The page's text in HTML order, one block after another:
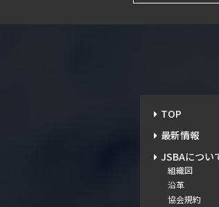
TOP
最新情報
JSBAについ
組織図
沿革
協会規約